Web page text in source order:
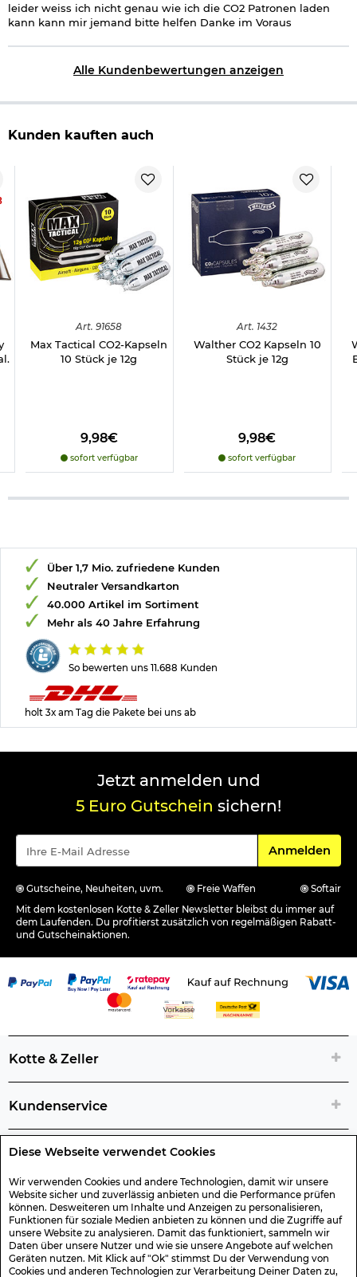
Diese Webseite verwendet Cookies
Wir verwenden Cookies und andere Technologien, damit wir unsere
Website sicher und zuverlässig anbieten und die Performance prüfen
können. Desweiteren um Inhalte und Anzeigen zu personalisieren,
Funktionen für soziale Medien anbieten zu können und die Zugriffe auf
unsere Website zu analysieren. Damit das funktioniert, sammeln wir
Daten über unsere Nutzer und wie sie unsere Angebote auf welchen
Geräten nutzen. Mit Klick auf "Ok" stimmst Du der Verwendung von
Cookies und anderen Technologien zur Verarbeitung Deiner Daten zu,
leider weiss ich nicht genau wie ich die CO2 Patronen laden
kann kann mir jemand bitte helfen Danke im Voraus
Alle Kundenbewertungen anzeigen
Kunden kauften auch
Art. 91658
Max Tactical CO2-Kapseln
10 Stück je 12g
9,98€
sofort verfügbar
Art. 1432
Walther CO2 Kapseln 10
Stück je 12g
9,98€
sofort verfügbar
So bewerten uns 11.688 Kunden
Über 1,7 Mio. zufriedene Kunden
Neutraler Versandkarton
40.000 Artikel im Sortiment
Mehr als 40 Jahre Erfahrung
holt 3x am Tag die Pakete bei uns ab
Jetzt anmelden und
5 Euro Gutschein sichern!
Für den
Anmelden
Gutscheine, Neuheiten, uvm. Freie Waffen
Softair
Mit dem kostenlosen Kotte & Zeller Newsletter bleibst du immer auf
dem Laufenden. Du profitierst zusätzlich von regelmäßigen Rabatt-
und Gutscheinaktionen.
Kotte & Zeller
Kundenservice
Rechtliche Artikelinfos
Geschenk-Gutscheine
Versand & Rücksendung